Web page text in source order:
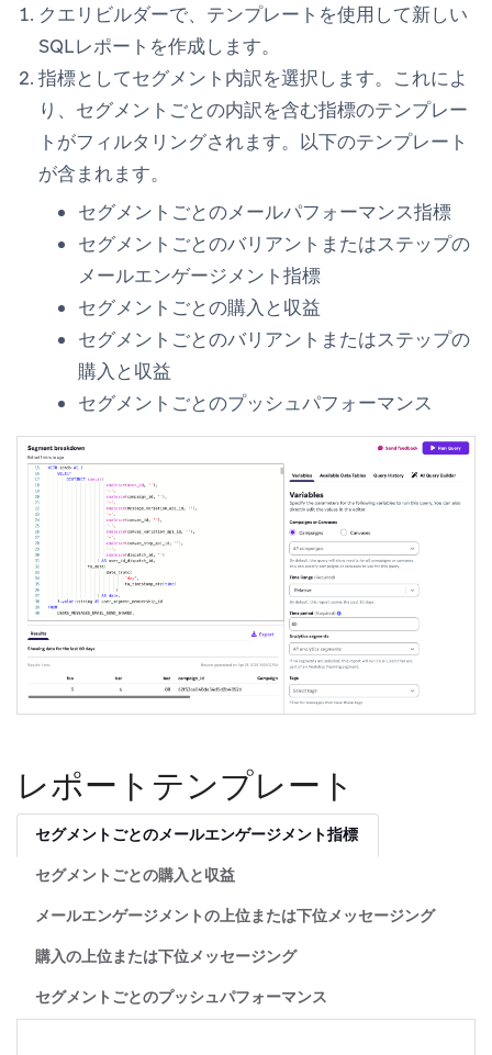
クエリビルダーで、テンプレートを使用して新しい
SQLレポートを作成します。
指標としてセグメント内訳を選択します。これによ
り、セグメントごとの内訳を含む指標のテンプレー
トがフィルタリングされます。以下のテンプレート
が含まれます。
セグメントごとのメールパフォーマンス指標
セグメントごとのバリアントまたはステップの
メールエンゲージメント指標
セグメントごとの購入と収益
セグメントごとのバリアントまたはステップの
購入と収益
セグメントごとのプッシュパフォーマンス
レポートテンプレート
セグメントごとのメールエンゲージメント指標
セグメントごとの購入と収益
メールエンゲージメントの上位または下位メッセージング
購入の上位または下位メッセージング
セグメントごとのプッシュパフォーマンス